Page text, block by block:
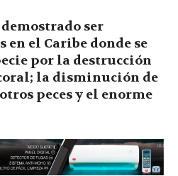
ser
el Caribe donde se
por la destrucción
la disminución de
peces y el enorme